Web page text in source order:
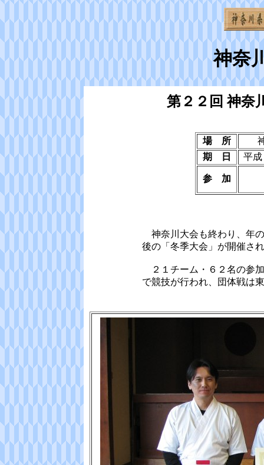
神奈
第２２回 神奈
場 所
期 日
平
参 加
神奈川大会も終わり、年
後の「冬季大会」が開催さ
２１チーム・６２名の参
で競技が行われ、団体戦は